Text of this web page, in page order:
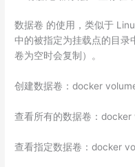
数据卷 的使用，类似于
中的被指定为挂载点的目录
卷为空时会复制）。
创建数据卷：docker
查看所有的数据卷：docker
查看指定数据卷：docker